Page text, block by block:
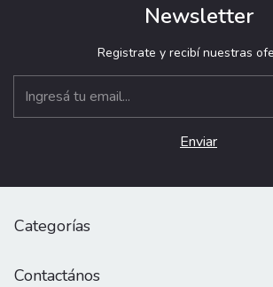
Newsletter
Registrate y recibí nuestras
Categorías
Contactános